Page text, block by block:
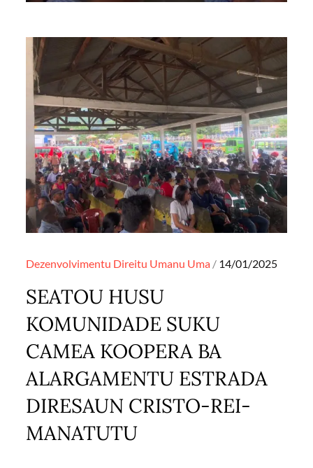
Dezenvolvimentu Direitu Umanu Uma Posted
14/01/2025
SEATOU HUSU
KOMUNIDADE SUKU
CAMEA KOOPERA BA
ALARGAMENTU ESTRADA
DIRESAUN CRISTO-REI-
MANATUTU